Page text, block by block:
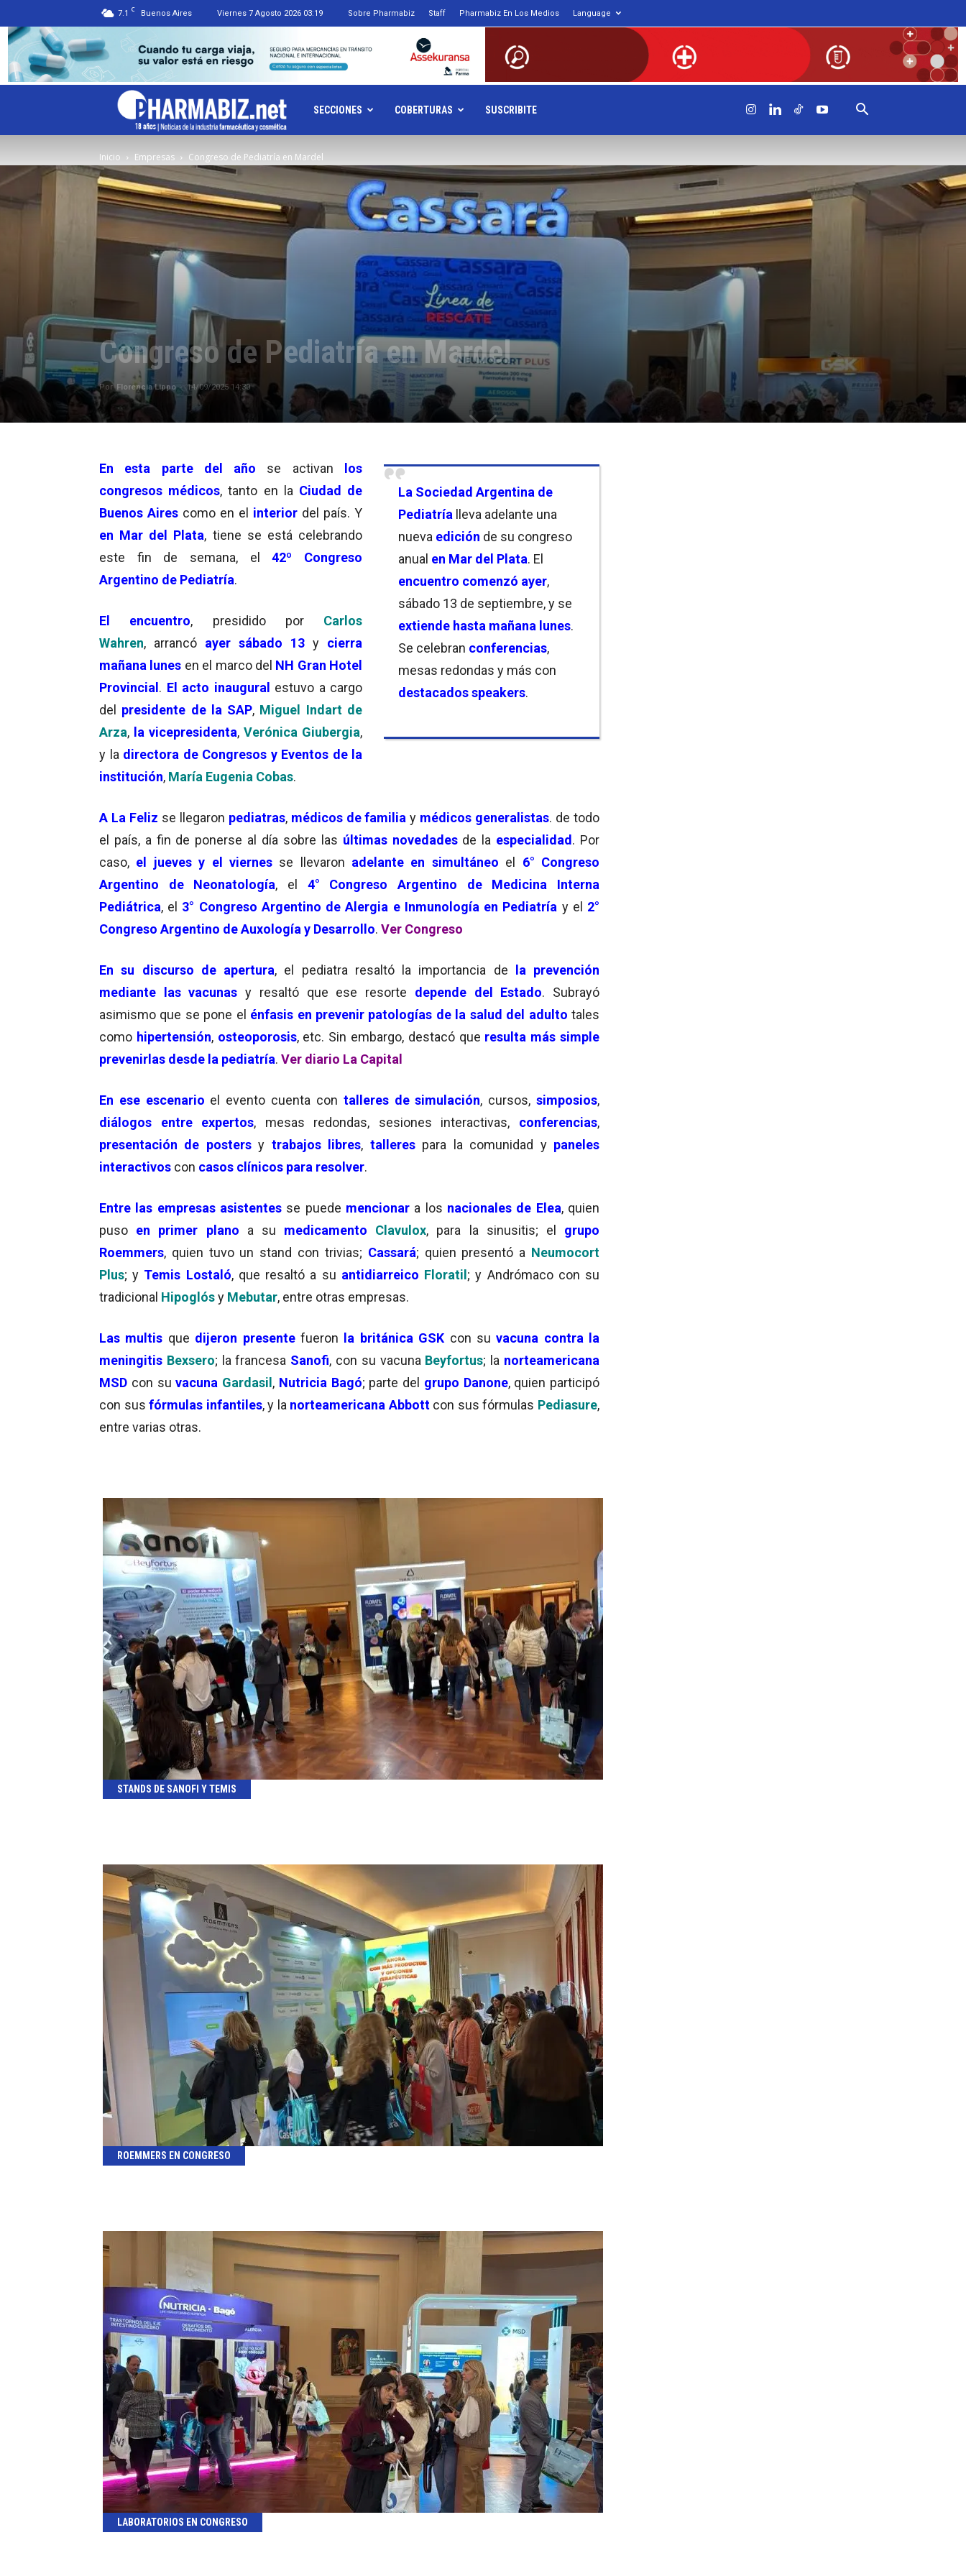
7.1 C Buenos Aires Viernes 7 Agosto 2026 03:19 Sobre Pharmabiz Staff Pharmabiz En Los Medios Language
Pharmabiz.NET
SECCIONES COBERTURAS SUSCRIBITE
Inicio Empresas Congreso de Pediatría en Mardel
Congreso de Pediatría en Mardel
Por Florencia Lippo - 14/09/2025 14:30
La Sociedad Argentina de
Pediatría lleva adelante una
nueva edición de su congreso
anual en Mar del Plata. El
encuentro comenzó ayer,
sábado 13 de septiembre, y se
extiende hasta mañana lunes.
Se celebran conferencias,
mesas redondas y más con
destacados speakers.
En esta parte del año se activan los
congresos médicos, tanto en la Ciudad de
Buenos Aires como en el interior del país. Y
en Mar del Plata, tiene se está celebrando
este fin de semana, el42º Congreso
Argentino de Pediatría.
El encuentro, presidido por Carlos
Wahren, arrancó ayer sábado 13 y cierra
mañana lunes en el marco del NH Gran Hotel
Provincial. El acto inaugural estuvo a cargo
del presidente de la SAP, Miguel Indart de
Arza, la vicepresidenta, Verónica Giubergia,
y la directora de Congresos y Eventos de la
institución, María Eugenia Cobas.
A La Feliz se llegaron pediatras, médicos de familia y médicos generalistas. de todo
el país, a fin de ponerse al día sobre las últimas novedades de la especialidad. Por
caso, el jueves y el viernesse llevaron adelante en simultáneo el 6° Congreso
Argentino de Neonatología, el 4° Congreso Argentino de Medicina Interna
Pediátrica, el 3° Congreso Argentino de Alergia e Inmunología en Pediatría y el 2°
Congreso Argentino de Auxología y Desarrollo. Ver Congreso
En su discurso de apertura, el pediatra resaltó la importancia de la prevención
mediante las vacunas y resaltó que ese resorte depende del Estado. Subrayó
asimismo que se pone el énfasis en prevenir patologías de la salud del adulto tales
como hipertensión, osteoporosis, etc. Sin embargo, destacó que resulta más simple
prevenirlas desde la pediatría. Ver diario La Capital
En ese escenario el evento cuenta con talleres de simulación, cursos,simposios,
diálogos entre expertos, mesas redondas, sesiones interactivas, conferencias,
presentación de postersy trabajos libres, tallerespara la comunidad y paneles
interactivos con casos clínicos para resolver.
Entre las empresas asistentes se puede mencionar a los nacionales de Elea, quien
puso en primer plano a su medicamento Clavulox, para la sinusitis; el grupo
Roemmers, quien tuvo un stand con trivias; Cassará; quien presentó a Neumocort
Plus; y Temis Lostaló, que resaltó a su antidiarreico Floratil; y Andrómaco con su
tradicional Hipoglósy Mebutar, entre otras empresas.
Las multis que dijeron presentefueron la británica GSK con suvacuna contra la
meningitis Bexsero; la francesa Sanofi, con su vacuna Beyfortus; la norteamericana
MSD con suvacuna Gardasil, Nutricia Bagó; parte del grupo Danone, quien participó
con sus fórmulas infantiles, y la norteamericana Abbottcon sus fórmulas Pediasure,
entre varias otras.
STANDS DE SANOFI Y TEMIS
ROEMMERS EN CONGRESO
LABORATORIOS EN CONGRESO